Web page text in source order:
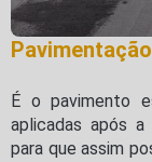
Pavimentação
É o pavimento
aplicadas após
para que assim